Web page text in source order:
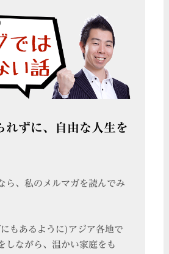
れずに、自由な人生を
ら、私のメルマガを読んでみ
もあるように)アジア各地で
しながら、温かい家庭をも